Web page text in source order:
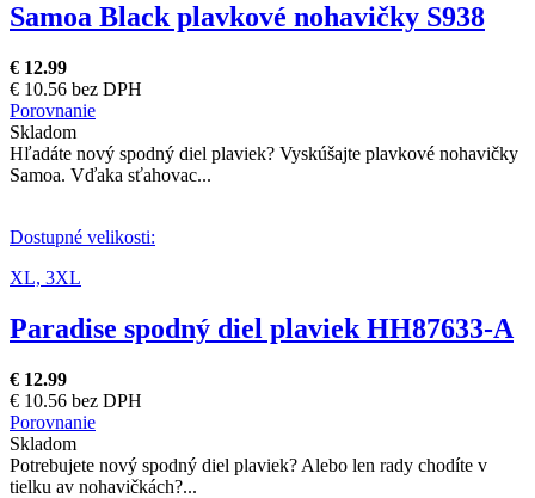
Samoa Black plavkové nohavičky S938
€ 12.99
€ 10.56 bez DPH
Porovnanie
Skladom
Hľadáte nový spodný diel plaviek? Vyskúšajte plavkové nohavičky
Samoa. Vďaka sťahovac...
Dostupné velikosti:
XL, 3XL
Paradise spodný diel plaviek HH87633-A
€ 12.99
€ 10.56 bez DPH
Porovnanie
Skladom
Potrebujete nový spodný diel plaviek? Alebo len rady chodíte v
tielku av nohavičkách?...